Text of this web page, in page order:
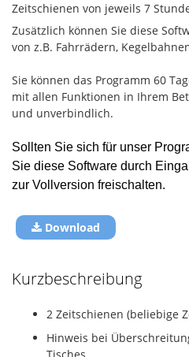
Zeitschienen von jeweils 7
Zusätzlich können Sie diese
von z.B. Fahrrädern,
Sie können das Programm 60
mit allen Funktionen in Ihrem
und unverbindlich.
Sollten Sie sich für unser
Sie diese Software durch
zur Vollversion freischalten.
Download
Kurzbeschreibung
2 Zeitschienen (beliebige
Hinweis bei